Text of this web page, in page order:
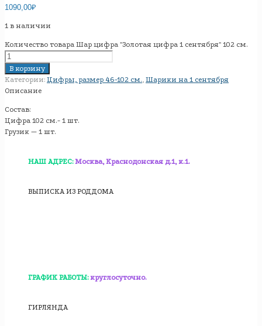
1090,00₽
1 в наличии
Количество товара Шар цифра "Золотая цифра 1 сентября" 102 см.
В корзину
Категории: Цифры, размер 46-102 см., Шарики на 1 сентября
Описание
Состав:
Цифра 102 см.- 1 шт.
Грузик — 1 шт.
НАШ АДРЕС: Москва, Краснодонская д.1, к.1.
ВЫПИСКА ИЗ РОДДОМА
ГРАФИК РАБОТЫ: круглосуточно.
ГИРЛЯНДА